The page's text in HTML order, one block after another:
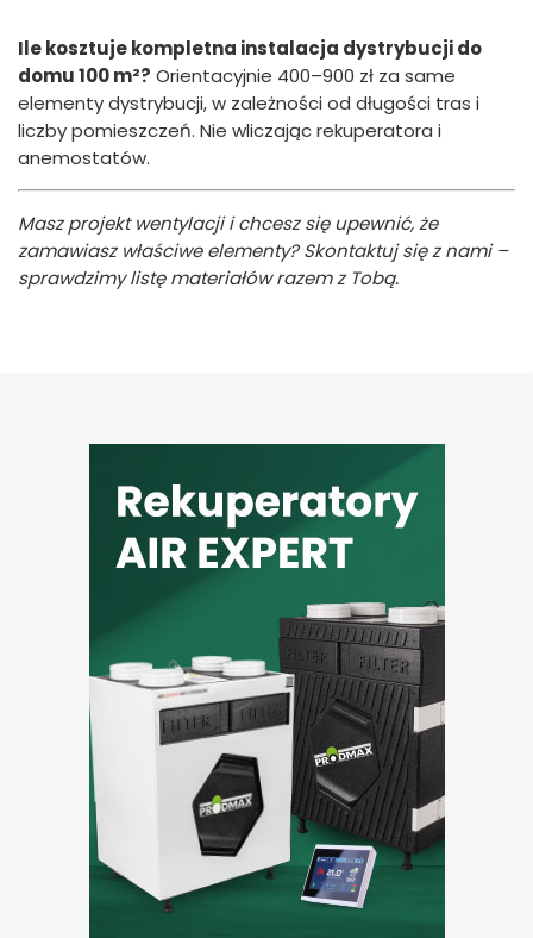
Ile kosztuje kompletna instalacja dystrybucji do
domu 100 m²? Orientacyjnie 400–900 zł za same
elementy dystrybucji, w zależności od długości tras i
liczby pomieszczeń. Nie wliczając rekuperatora i
anemostatów.
Masz projekt wentylacji i chcesz się upewnić, że
zamawiasz właściwe elementy? Skontaktuj się z nami –
sprawdzimy listę materiałów razem z Tobą.